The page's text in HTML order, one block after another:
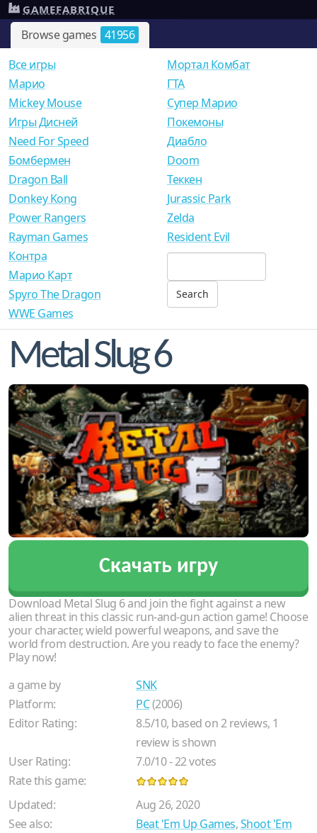
Browse games 41956
GAMEFABRIQUE
Все игры
Mарио
Mickey Mouse
Игры Дисней
Need For Speed
Мортал Комбат
ГТА
Супер Марио
Покемоны
Диабло
Бомбермен
Dragon Ball
Donkey Kong
Power Rangers
Rayman Games
Doom
Теккен
Jurassic Park
Zelda
Resident Evil
Контра
Марио Карт
Spyro The Dragon
WWE Games
Metal Slug 6
Скачать игру
Download Metal Slug 6 and join the fight against a new
alien threat in this classic run-and-gun action game! Choose
your character, wield powerful weapons, and save the
world from destruction. Are you ready to face the enemy?
Play now!
a game by
SNK
Platform:
PC(2006)
Editor Rating:
8.5/10, based on2reviews, 1
review is shown
User Rating:
7.0/10-22votes
Rate this game:
Updated:
Aug 26, 2020
See also:
Beat 'Em Up Games,Shoot 'Em